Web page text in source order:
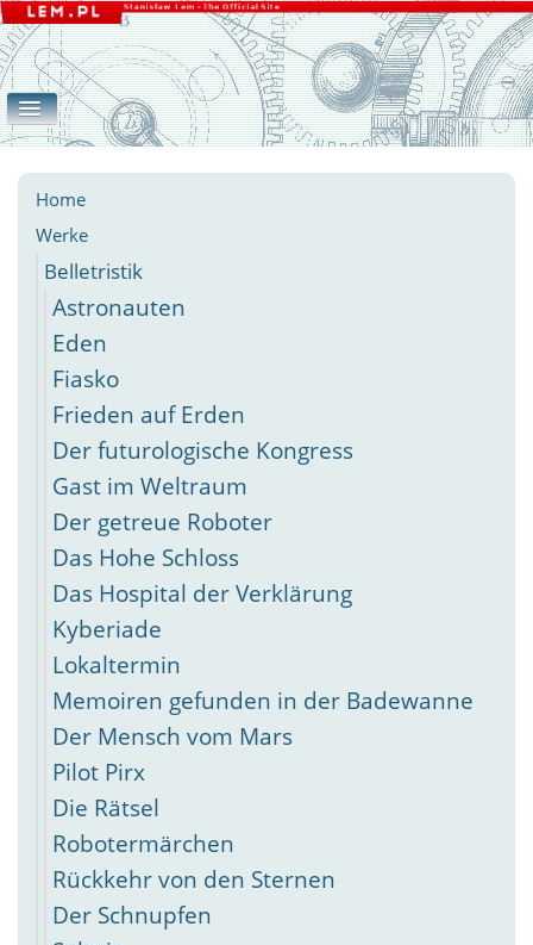
Belletristik
Home
Werke
Belletristik
Astronauten
Eden
Fiasko
Frieden auf Erden
Der futurologische Kongress
Gast im Weltraum
Der getreue Roboter
Das Hohe Schloss
Das Hospital der Verklärung
Kyberiade
Lokaltermin
Memoiren gefunden in der Badewanne
Der Mensch vom Mars
Pilot Pirx
Die Rätsel
Robotermärchen
Rückkehr von den Sternen
Der Schnupfen